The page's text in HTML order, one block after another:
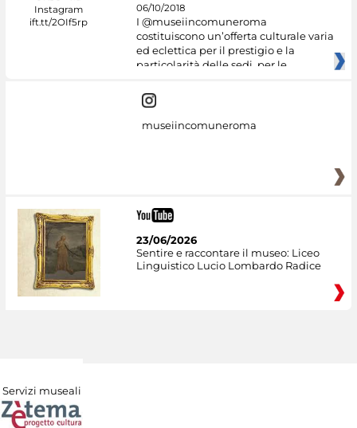
06/10/2018
I @museiincomuneroma
costituiscono un’offerta culturale varia
ed eclettica per il prestigio e la
particolarità delle sedi, per le
museiincomuneroma
23/06/2026
Sentire e raccontare il museo: Liceo
Linguistico Lucio Lombardo Radice
Servizi museali